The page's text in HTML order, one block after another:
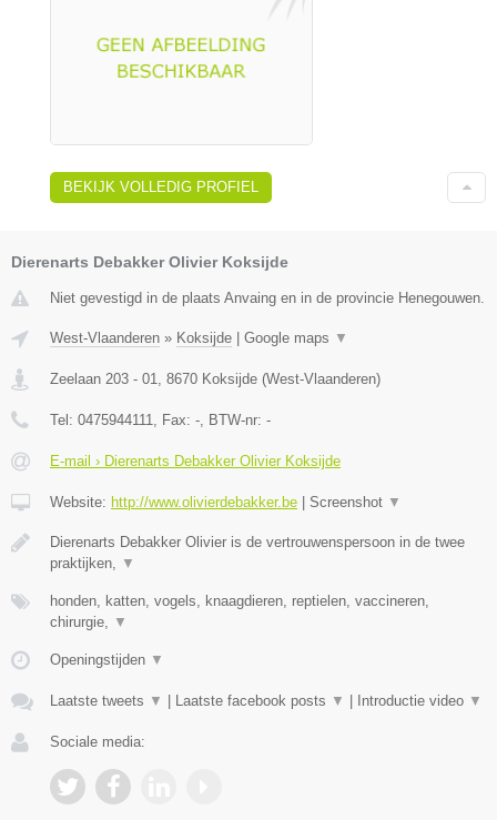
BEKIJK VOLLEDIG PROFIEL
Dierenarts Debakker Olivier Koksijde
Niet gevestigd in de plaats Anvaing en in de provincie Henegouwen.
West-Vlaanderen » Koksijde Google maps ▼
Zeelaan 203 - 01, 8670 Koksijde (West-Vlaanderen)
Tel: 0475944111, Fax: -, BTW-nr: -
E-mail › Dierenarts Debakker Olivier Koksijde
Website: http://www.olivierdebakker.be Screenshot ▼
Dierenarts Debakker Olivier is de vertrouwenspersoon in de twee
praktijken, ▼
honden, katten, vogels, knaagdieren, reptielen, vaccineren,
chirurgie, ▼
Openingstijden ▼
Laatste tweets ▼ Laatste facebook posts ▼ Introductie video ▼
Sociale media: